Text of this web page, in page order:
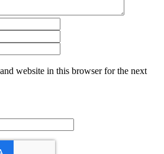
website in this browser for the next